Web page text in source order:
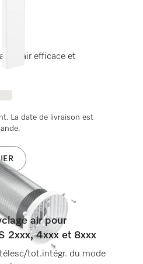
efficace et
La date de livraison est
air pour
2xxx, 4xxx et 8xxx
tot.intégr. du mode